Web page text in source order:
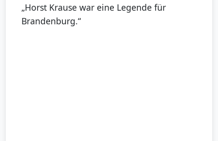
„Horst Krause war eine Legende für
Brandenburg.“